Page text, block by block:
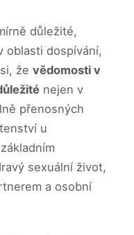
důležité,
oblasti dospívání,
že vědomosti v
nejen v
přenosných
u
sexuální život,
a osobní